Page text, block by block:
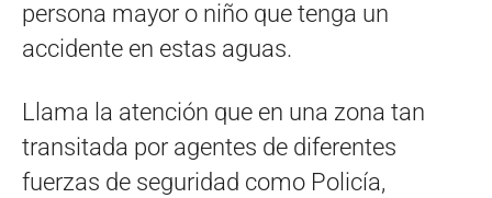
persona mayor o niño que tenga un
accidente en estas aguas.
Llama la atención que en una zona tan
transitada por agentes de diferentes
fuerzas de seguridad como Policía,